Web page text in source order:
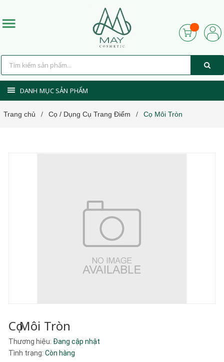
DANH MỤC SẢN PHẨM
Trang chủ / Cọ / Dụng Cụ Trang Điểm / Cọ Môi Tròn
Cọ Môi Tròn
Thương hiệu: Đang cập nhật
Tình trạng: Còn hàng